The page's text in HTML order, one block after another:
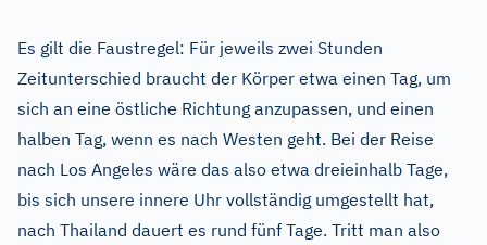
Es gilt die Faustregel: Für jeweils zwei Stunden
Zeitunterschied braucht der Körper etwa einen Tag, um
sich an eine östliche Richtung anzupassen, und einen
halben Tag, wenn es nach Westen geht. Bei der Reise
nach Los Angeles wäre das also etwa dreieinhalb Tage,
bis sich unsere innere Uhr vollständig umgestellt hat,
nach Thailand dauert es rund fünf Tage. Tritt man also